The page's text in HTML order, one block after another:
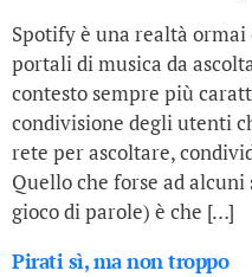
Spotify è una realtà
portali di musica da
contesto sempre più
condivisione degli utenti
rete per ascoltare,
Quello che forse ad
gioco di parole) è che […]
Pirati sì, ma non troppo